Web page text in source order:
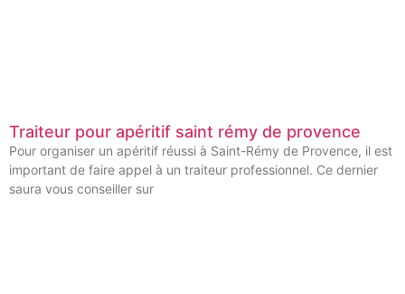
Traiteur pour apéritif saint rémy de provence
Pour organiser un apéritif réussi à Saint-Rémy de Provence, il est
important de faire appel à un traiteur professionnel. Ce dernier
saura vous conseiller sur